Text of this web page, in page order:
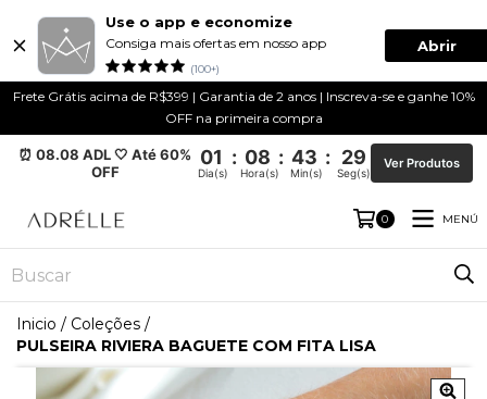
Use o app e economize
Consiga mais ofertas em nosso app
(100+)
Abrir
Frete Grátis acima de R$399 | Garantia de 2 anos | Inscreva-se e ganhe 10%
OFF na primeira compra
⏰ 08.08 ADL 🤍 Até 60%
OFF
01 : 08 : 43 : 29
Dia(s) Hora(s) Min(s) Seg(s)
Ver Produtos
0 MENÚ
Inicio / Coleções /
PULSEIRA RIVIERA BAGUETE COM FITA LISA